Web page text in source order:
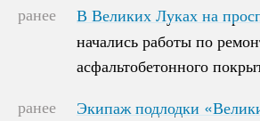
ранее
В Великих Луках на
начались работы по
асфальтобетонного
В Великих Луках на
начались работы по
асфальтобетонного
ранее
Экипаж подлодки
Экипаж подлодки